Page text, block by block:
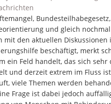
und gleich
mit den aktuellen Diskussionen
beschäftigt, merkt
ein Feld handelt, das sich sehr
und derzeit extrem im Fluss
viele Themen werden
Frage ist dabei jedoch